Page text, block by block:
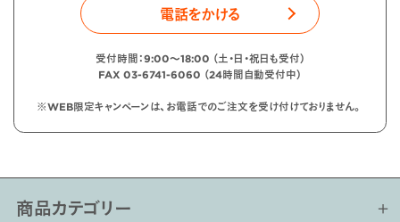
電話をかける
受付時間：9:00〜18:00 （土・日・祝日も受付）
FAX 03-6741-6060 （24時間自動受付中）
※WEB限定キャンペーンは、お電話でのご注文を受け付けておりません。
商品カテゴリー